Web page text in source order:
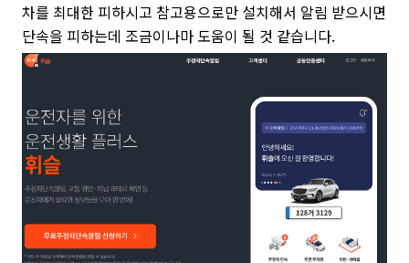
차를 최대한 피하시고 참고용으로만 설치해서 알림 받으시면
단속을 피하는데 조금이나마 도움이 될 것 같습니다.